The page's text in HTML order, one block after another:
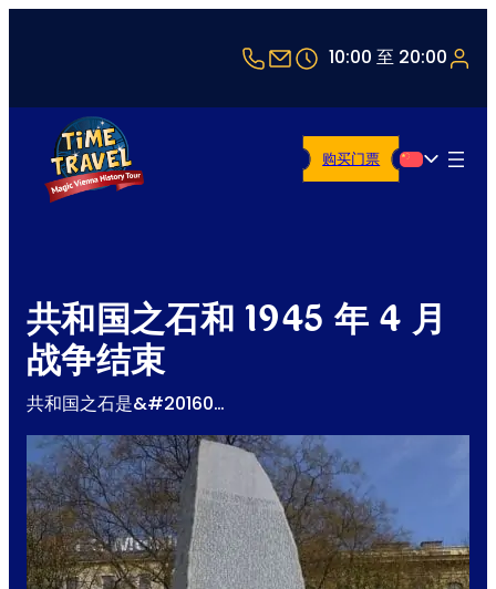
+43 1 5321514
office@timetravel-
10:00 至 20:00
简体中文
购买门票
共和国之石和 1945 年 4 月
战争结束
共和国之石是&#20160…